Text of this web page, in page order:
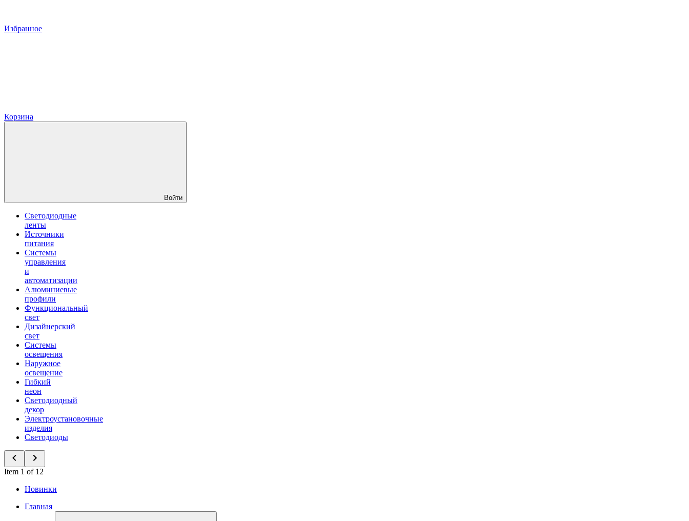
Избранное
Корзина
Войти
Светодиодные
ленты
Источники
питания
Системы
управления
и
автоматизации
Алюминиевые
профили
Функциональный
свет
Дизайнерский
свет
Системы
освещения
Наружное
освещение
Гибкий
неон
Светодиодный
декор
Электроустановочные
изделия
Светодиоды
Item 1 of 12
Новинки
Главная